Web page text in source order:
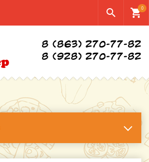
shopping_cart0
search
8 (863) 270-77-82
8 (928) 270-77-82